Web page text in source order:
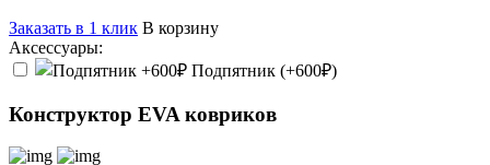
Заказать в 1 клик В корзину
Аксессуары:
Подпятник (+600₽)
Конструктор EVA ковриков